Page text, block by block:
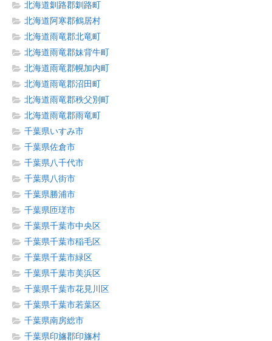
北海道釧路郡釧路町
北海道阿寒郡鶴居村
北海道雨竜郡北竜町
北海道雨竜郡妹背牛町
北海道雨竜郡幌加内町
北海道雨竜郡沼田町
北海道雨竜郡秩父別町
北海道雨竜郡雨竜町
千葉県いすみ市
千葉県佐倉市
千葉県八千代市
千葉県八街市
千葉県勝浦市
千葉県匝瑳市
千葉県千葉市中央区
千葉県千葉市稲毛区
千葉県千葉市緑区
千葉県千葉市美浜区
千葉県千葉市花見川区
千葉県千葉市若葉区
千葉県南房総市
千葉県印旛郡印旛村